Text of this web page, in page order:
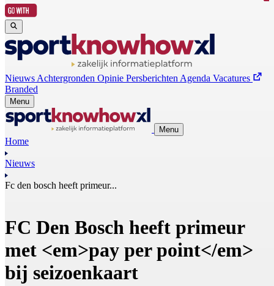
Nieuws Achtergronden Opinie Persberichten Agenda Vacatures
Branded
Menu
Menu
Home
Nieuws
Fc den bosch heeft primeur...
FC Den Bosch heeft primeur
met <em>pay per point</em>
bij seizoenkaart